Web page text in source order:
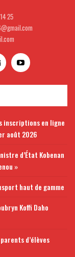
25
inscriptions en ligne
août 2026
d’État Kobenan
»
haut de gamme
Koffi Daho
d’élèves